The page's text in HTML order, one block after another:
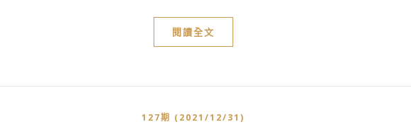
閱讀全文
127期 (2021/12/31)